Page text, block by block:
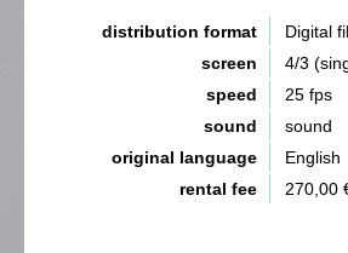
distribution format
Digital
screen
4/3
speed
25 fps
sound
sound
original language
English
rental fee
270,00